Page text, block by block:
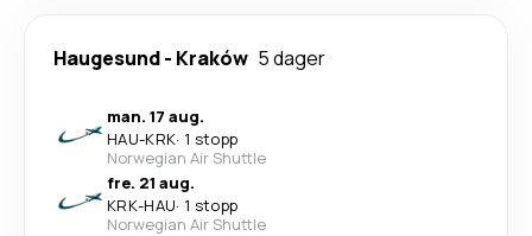
Haugesund- Kraków 5 dager
man. 17 aug.
HAU-KRK· 1 stopp
Norwegian Air Shuttle
fre. 21 aug.
KRK-HAU· 1 stopp
Norwegian Air Shuttle